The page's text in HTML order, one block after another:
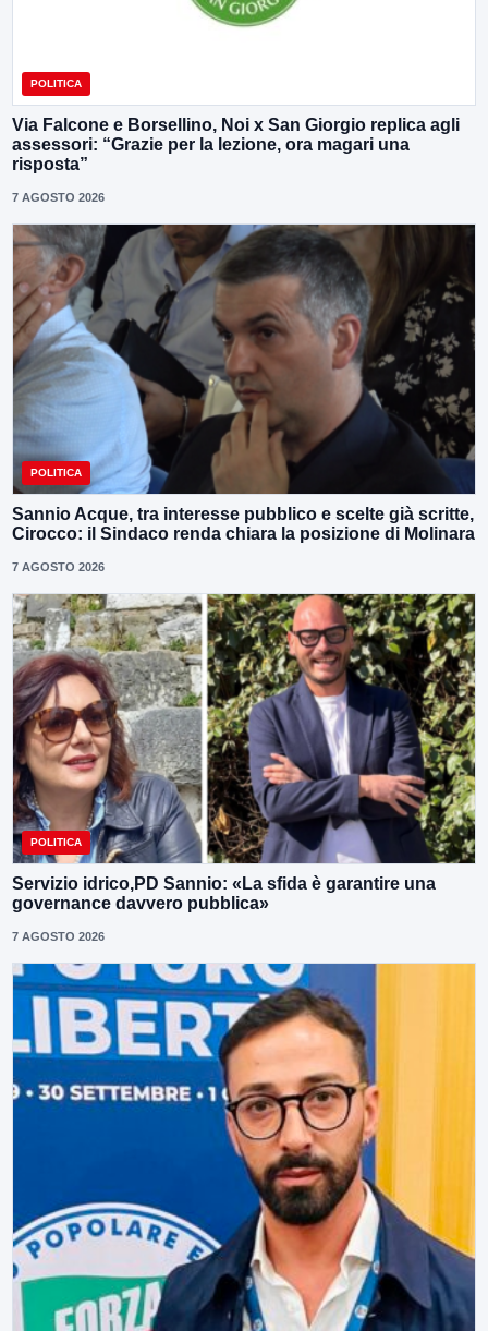
POLITICA
Via Falcone e Borsellino, Noi x San Giorgio replica agli
assessori: “Grazie per la lezione, ora magari una
risposta”
7 AGOSTO 2026
POLITICA
Sannio Acque, tra interesse pubblico e scelte già scritte,
Cirocco: il Sindaco renda chiara la posizione di Molinara
7 AGOSTO 2026
POLITICA
Servizio idrico,PD Sannio: «La sfida è garantire una
governance davvero pubblica»
7 AGOSTO 2026